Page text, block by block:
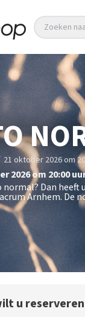
Zoeken
21 oktober 2026 om
2026 om 20:00
normal? Dan
Arnhem. De
u